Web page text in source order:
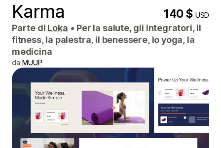
Karma 140 $USD
Parte di Loka • Per la salute, gli integratori, il
fitness, la palestra, il benessere, lo yoga, la
medicina
da MUUP